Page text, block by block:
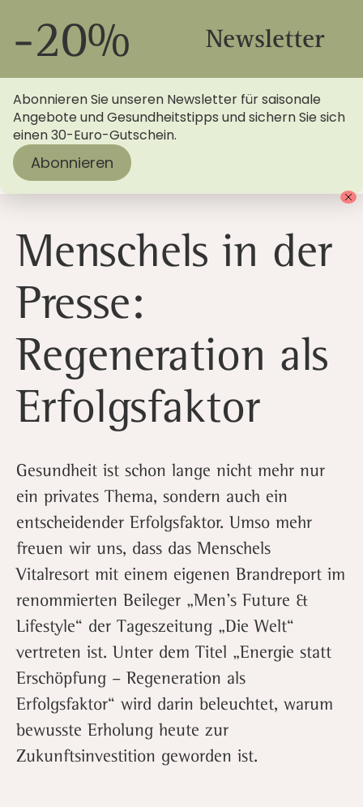
Startseite>Blog> Aktuelle Presse-News: Regeneration
als Erfolgsfaktor
Menschels in der
Presse:
Regeneration als
Erfolgsfaktor
Gesundheit ist schon lange nicht mehr nur
ein privates Thema, sondern auch ein
entscheidender Erfolgsfaktor. Umso mehr
freuen wir uns, dass das Menschels
Vitalresort mit einem eigenen Brandreport im
renommierten Beileger „Men’s Future &
Lifestyle“ der Tageszeitung „Die Welt“
vertreten ist. Unter dem Titel „Energie statt
Erschöpfung – Regeneration als
Erfolgsfaktor“ wird darin beleuchtet, warum
bewusste Erholung heute zur
Zukunftsinvestition geworden ist.
-20% Newsletter
Abonnieren Sie unseren Newsletter für saisonale
Angebote und Gesundheitstipps und sichern Sie sich
einen 30-Euro-Gutschein.
Abonnieren